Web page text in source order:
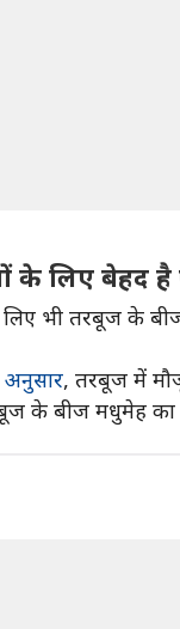
के लिए बेहद
लिए भी तरबूज के
, तरबूज में
के बीज मधुमेह का